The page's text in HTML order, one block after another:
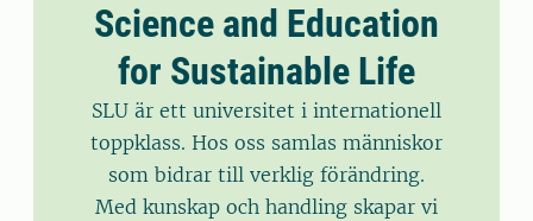
Science and Education
for Sustainable Life
SLU är ett universitet i internationell
toppklass. Hos oss samlas människor
som bidrar till verklig förändring.
Med kunskap och handling skapar vi